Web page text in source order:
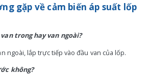
gặp về cảm biến áp suất lốp
trong hay van ngoài?
ngoài, lắp trực tiếp vào đầu van của lốp.
không?